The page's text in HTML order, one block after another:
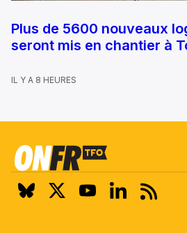
Plus de 5600 nouveaux
seront mis en chantier à
IL Y A 8 HEURES